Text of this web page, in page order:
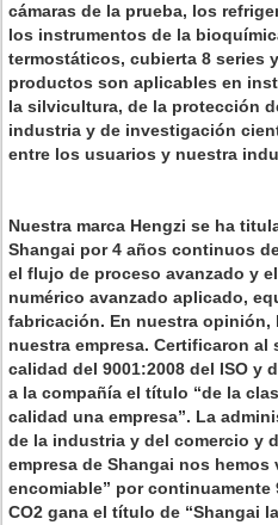
cámaras de la prueba, los
los instrumentos de la
termostáticos, cubierta 8 series
productos son aplicables en
la silvicultura, de la protección
industria y de investigación
entre los usuarios y nuestra
Nuestra marca Hengzi se ha
Shangai por 4 años continuos
el flujo de proceso avanzado y
numérico avanzado aplicado,
fabricación. En nuestra opinión,
nuestra empresa. Certificaron al
calidad del 9001:2008 del ISO y
a la compañía el título “de la
calidad una empresa”. La
de la industria y del comercio y
empresa de Shangai nos hemos
encomiable” por
CO2 gana el título de “Shangai